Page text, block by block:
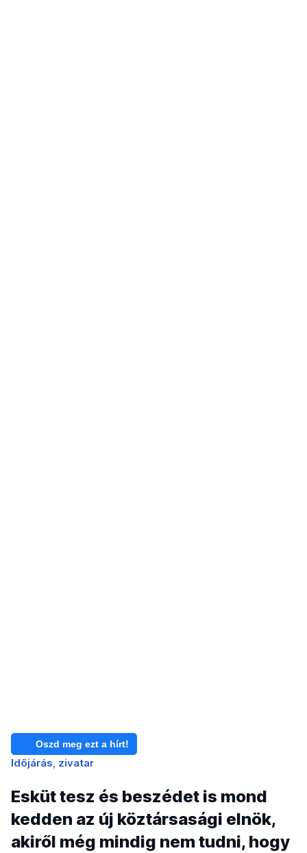
Oszd meg ezt a hírt!
Időjárás zivatar
Esküt tesz és beszédet is mond
kedden az új köztársasági elnök,
akiről még mindig nem tudni, hogy